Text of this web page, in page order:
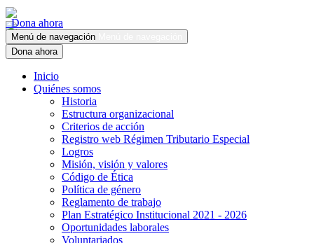
Dona ahora
Menú de navegación
Dona ahora
Inicio
Quiénes somos
Historia
Estructura organizacional
Criterios de acción
Registro web Régimen Tributario Especial
Logros
Misión, visión y valores
Código de Ética
Política de género
Reglamento de trabajo
Plan Estratégico Institucional 2021 - 2026
Oportunidades laborales
Voluntariados